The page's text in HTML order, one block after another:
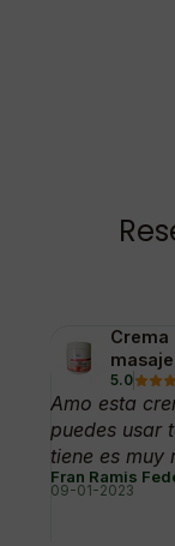
Crema
5.0
Amo esta
puedes usar
tiene es muy
Fran Ramis
09-01-2023